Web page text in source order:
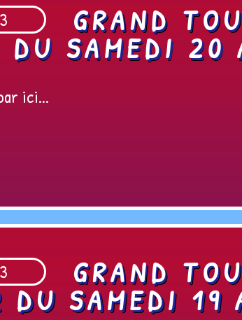
GRAND
DU SAMEDI 20
ici...
GRAND
DU SAMEDI 19